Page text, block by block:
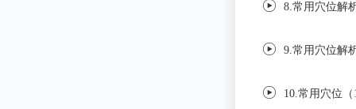
8.常用穴位解
9.常用穴位解
10.常用穴位（